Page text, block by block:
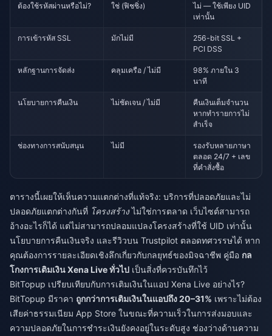
ต้องใช้รหัสผ่านหรือไม่? ใช่ (ฟิชชิ่ง)
ไม่ — ใช้เพียง UID
เท่านั้น
การเข้ารหัส SSL มักไม่มี
256-bit SSL +
PCI DSS
หลักฐานการจัดส่ง คลุมเครือ / ไม่มี
98% ภายใน 3
นาที
นโยบายการคืนเงิน ไม่ชัดเจน / ไม่มี
คืนเงินเต็มจำนวน
หากทำรายการไม่
สำเร็จ
ช่องทางการสนับสนุน ไม่มี
รองรับหลายภาษา
ตลอด 24/7 + เลข
ที่คำสั่งซื้อ
ตารางนี้เผยให้เห็นความแตกต่างที่แท้จริง: บริการที่ปลอดภัยและไม่
ปลอดภัยแตกต่างกันที่ โครงสร้างไม่ใช่การตลาด เว็บไซต์สามารถ
อ้างอะไรก็ได้ แต่ไม่สามารถปลอมแปลงโครงสร้างที่ใช้ UID เท่านั้น
นโยบายการคืนเงินจริง และรีวิวบน Trustpilot ตลอดทศวรรษได้ หาก
คุณต้องการรายละเอียดเชิงลึกเกี่ยวกับกลยุทธ์ของมิจฉาชีพ คู่มือ กล
โกงการเติมเงิน Xena Live ทั่วไป เป็นสิ่งที่ควรบันทึกไว้
BitTopup เปรียบเทียบกับการเติมเงินในแอป Xena Live อย่างไร?
BitTopup มีราคา ถูกกว่าการเติมเงินในแอปถึง 20–31% เพราะไม่ต้อง
เสียค่าธรรมเนียม App Store ในขณะที่ความเร็วในการส่งมอบและ
ความปลอดภัยในการชำระเงินยังคงอยู่ในระดับสูง ช่องว่างด้านความ